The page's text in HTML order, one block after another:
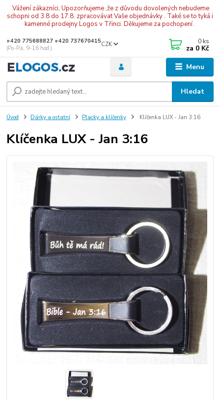
.Vážení zákazníci, Upozorňujeme ,že z důvodu dovolených nebudeme
schopni od 3.8 do 17.8. zpracovávat Vaše objednávky . Také se to tyká i
kamenné prodejny Logos v Třinci. Děkujeme za pochopení .
Menu
CZK
Hledat
+420 775688827 +420 737670415
(Po-Pá, 9-16 hod.)
0 ks
za 0 Kč
Úvod Dárky a ostatní Placky a klíčenky Klíčenka LUX - Jan 3:16
Klíčenka LUX - Jan 3:16